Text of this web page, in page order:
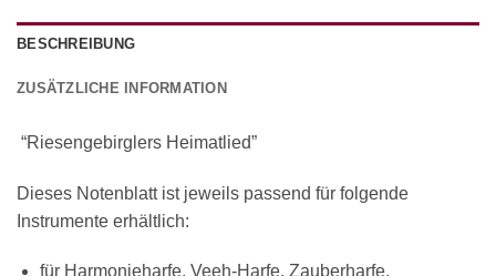
BESCHREIBUNG
ZUSÄTZLICHE INFORMATION
“Riesengebirglers Heimatlied”
Dieses Notenblatt ist jeweils passend für folgende
Instrumente erhältlich:
für Harmonieharfe, Veeh-Harfe, Zauberharfe,